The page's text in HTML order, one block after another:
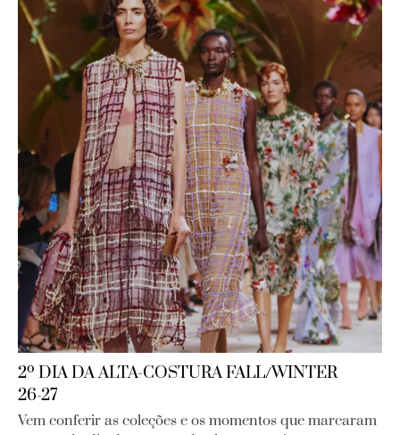
2º DIA DA ALTA-COSTURA FALL/WINTER
26-27
Vem conferir as coleções e os momentos que marcaram